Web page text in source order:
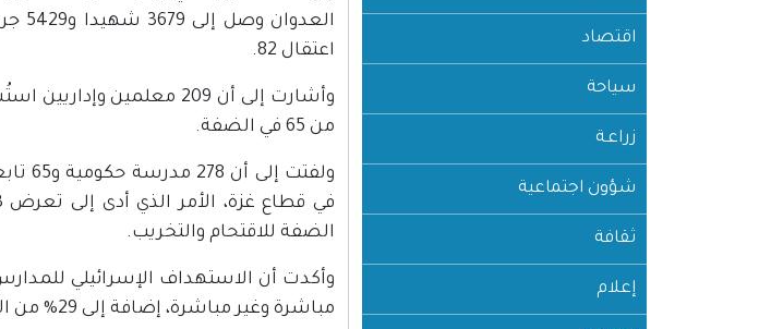
اقتصاد
سياحة
زراعـة
شؤون اجتماعية
ثقافة
إعلام
اعتقال 82.
من 65 في الضفة.
الضفة للاقتحام والتخريب.
مباشرة وغير مباشرة، إضافة إلى 29% من الأبنية المدرسية لا يمكن تشغيلها لتعرضها لهدم كلي أو أضرار بالغة.